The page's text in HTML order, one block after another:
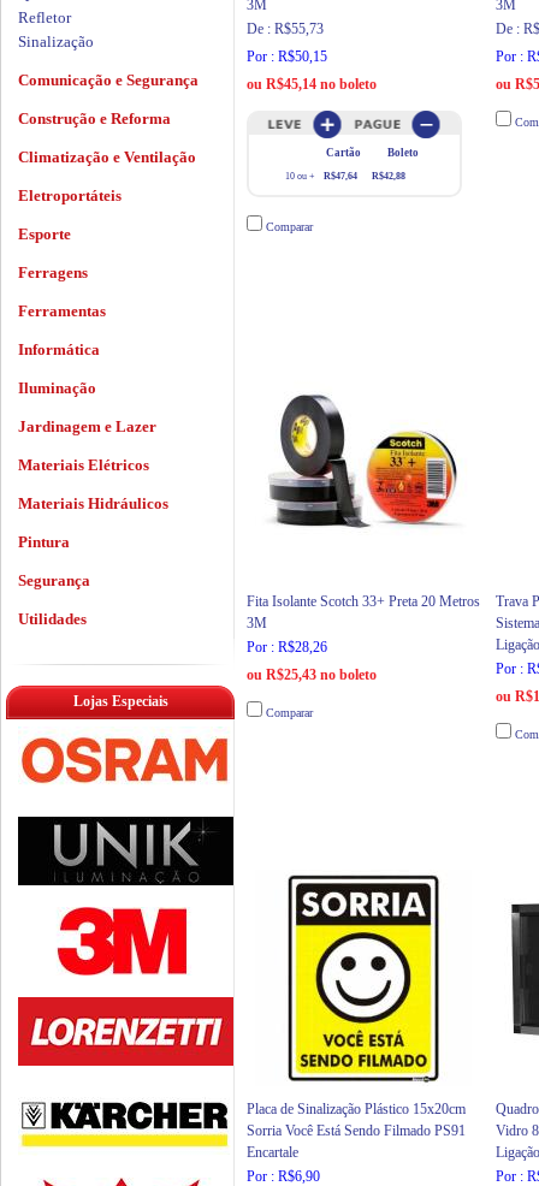
3M
De : R$55,73
Por : R$50,15
ou R$45,14 no boleto
Cartão Boleto
10 ou + R$47,64 R$42,88
Comparar
3M
De :
Por :
ou
Fita Isolante Scotch 33+ Preta 20 Metros
3M
Por : R$28,26
ou R$25,43 no boleto
Comparar
Trava
Ligação
Por :
ou
Placa de Sinalização Plástico 15x20cm
Sorria Você Está Sendo Filmado PS91
Encartale
Por : R$6,90
Vidro
Ligação
Por :
Refletor
Sinalização
Comunicação e Segurança
Construção e Reforma
Climatização e Ventilação
Eletroportáteis
Esporte
Ferragens
Ferramentas
Informática
Iluminação
Jardinagem e Lazer
Materiais Elétricos
Materiais Hidráulicos
Pintura
Segurança
Utilidades
Lojas Especiais